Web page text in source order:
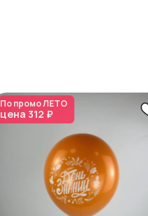
По промоЛЕТО
цена 312 ₽